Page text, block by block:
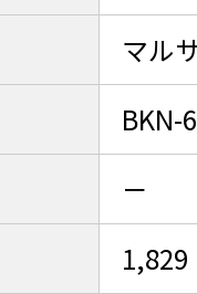
マル
BKN-
－
1,829